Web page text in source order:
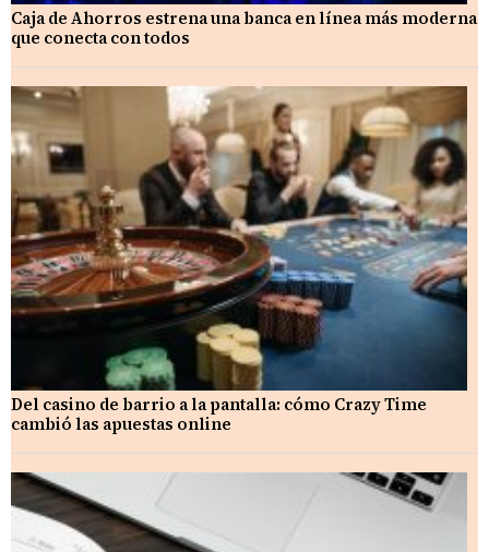
Caja de Ahorros estrena una banca en línea más moderna
que conecta con todos
Del casino de barrio a la pantalla: cómo Crazy Time
cambió las apuestas online